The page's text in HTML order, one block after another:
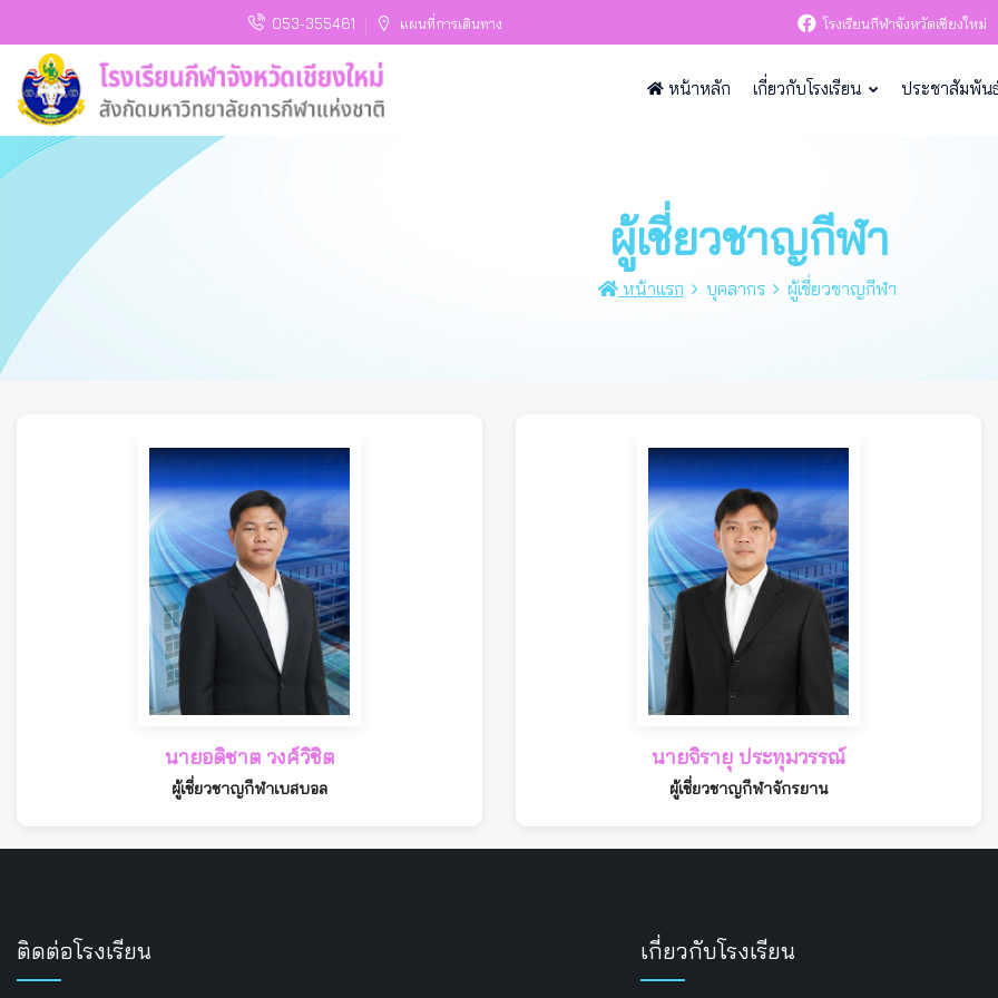
053-355461 แผนที่การเดินทาง โรงเรียนกีฬาจังหวัดเชียงใหม่
หน้าหลัก เกี่ยวกับโรงเรียน ประชาสัมพัน
ผู้เชี่ยวชาญกีฬา
หน้าแรก บุคลากร ผู้เชี่ยวชาญกีฬา
นายอดิชาต วงศ์วิชิต
ผู้เชี่ยวชาญกีฬาเบสบอล
นายจิรายุ ประทุมวรรณ์
ผู้เชี่ยวชาญกีฬาจักรยาน
ติดต่อโรงเรียน เกี่ยวกับโรงเรียน